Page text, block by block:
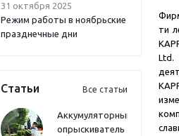
31 октября 2025
Режим работы в ноябрьские
празднечные дни
Статьи Все статьи
Аккумуляторный
опрыскиватель
ти
Ltd.